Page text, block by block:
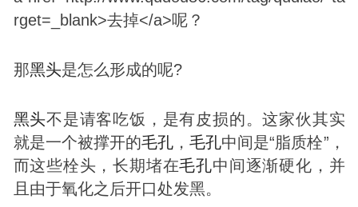
那黑头是怎么形成的呢?
黑头不是请客吃饭，是有皮损的。这家伙其实
就是一个被撑开的毛孔 ，毛孔中间是“脂质栓”，
而这些栓头，长期堵在毛孔中间逐渐硬化，并
且由于氧化之后开口处发黑。